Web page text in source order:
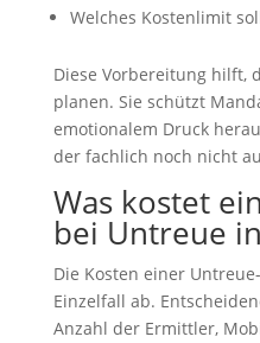
Welches Kostenlimit
Diese Vorbereitung hilft,
planen. Sie schützt
emotionalem Druck
der fachlich noch nicht
Was kostet
bei Untreue
Die Kosten einer
Einzelfall ab.
Anzahl der Ermittler,